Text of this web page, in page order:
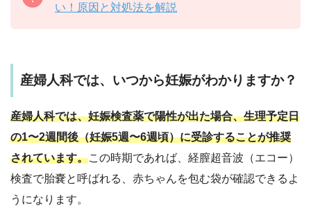
い！原因と対処法を解説
産婦人科では、いつから妊娠がわかりますか？
産婦人科では、妊娠検査薬で陽性が出た場合、生理予定日
の1〜2週間後（妊娠5週〜6週頃）に受診することが推奨
されています。この時期であれば、経膣超音波（エコー）
検査で胎嚢と呼ばれる、赤ちゃんを包む袋が確認できるよ
うになります。